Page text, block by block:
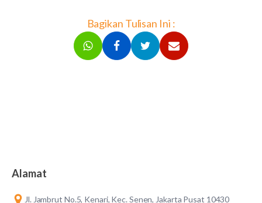
Bagikan Tulisan Ini :
Alamat
Jl. Jambrut No.5, Kenari, Kec. Senen, Jakarta Pusat 10430